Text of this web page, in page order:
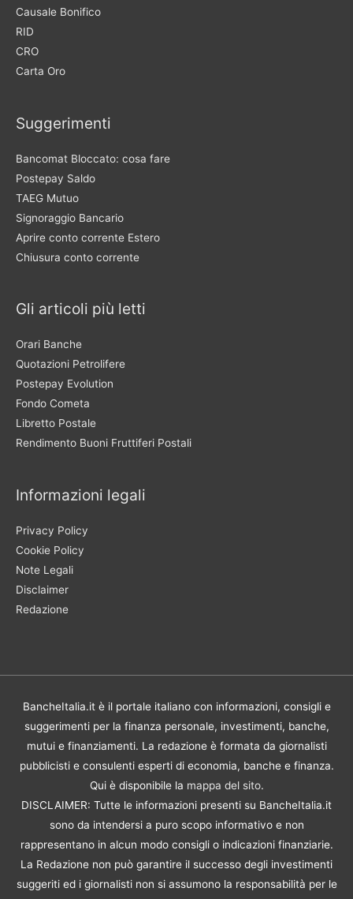
Causale Bonifico
RID
CRO
Carta Oro
Suggerimenti
Bancomat Bloccato: cosa fare
Postepay Saldo
TAEG Mutuo
Signoraggio Bancario
Aprire conto corrente Estero
Chiusura conto corrente
Gli articoli più letti
Orari Banche
Quotazioni Petrolifere
Postepay Evolution
Fondo Cometa
Libretto Postale
Rendimento Buoni Fruttiferi Postali
Informazioni legali
Privacy Policy
Cookie Policy
Note Legali
Disclaimer
Redazione
BancheItalia.it è il portale italiano con informazioni, consigli e
suggerimenti per la finanza personale, investimenti, banche,
mutui e finanziamenti. La redazione è formata da giornalisti
pubblicisti e consulenti esperti di economia, banche e finanza.
Qui è disponibile la mappa del sito.
DISCLAIMER: Tutte le informazioni presenti su BancheItalia.it
sono da intendersi a puro scopo informativo e non
rappresentano in alcun modo consigli o indicazioni finanziarie.
La Redazione non può garantire il successo degli investimenti
suggeriti ed i giornalisti non si assumono la responsabilità per le